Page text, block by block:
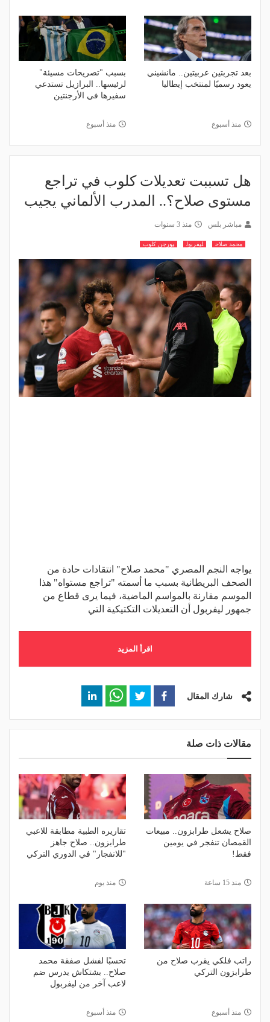
بعد تجربتين عربيتين.. مانشيني
يعود رسميًا لمنتخب إيطاليا
منذ أسبوع
بسبب "تصريحات مسيئة"
لرئيسها.. البرازيل تستدعي
سفيرها في الأرجنتين
منذ أسبوع
هل تسببت تعديلات كلوب في تراجع
مستوى صلاح؟.. المدرب الألماني يجيب
مباشر بلس منذ 3 سنوات
محمد صلاح ليفربول يورجن كلوب
يواجه النجم المصري "محمد صلاح" انتقادات حادة من
الصحف البريطانية بسبب ما أسمته "تراجع مستواه" هذا
الموسم مقارنة بالمواسم الماضية، فيما يرى قطاع من
جمهور ليفربول أن التعديلات التكتيكية التي
اقرأ المزيد
شارك المقال
مقالات ذات صلة
صلاح يشعل طرابزون.. مبيعات
القمصان تنفجر في يومين
فقط!
منذ 15 ساعة
تقاريره الطبية مطابقة للاعبي
طرابزون.. صلاح جاهز
"للانفجار" في الدوري التركي
منذ يوم
راتب فلكي يقرب صلاح من
طرابزون التركي
منذ أسبوع
تحسبًا لفشل صفقة محمد
صلاح.. بشتكاش يدرس ضم
لاعب آخر من ليفربول
منذ أسبوع